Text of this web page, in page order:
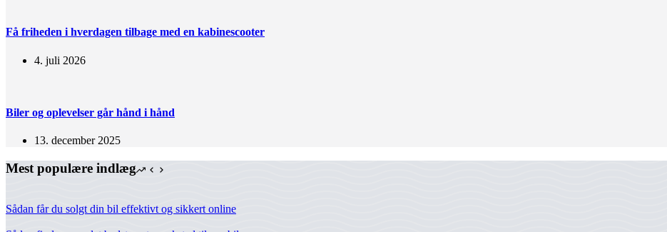
Få friheden i hverdagen tilbage med en kabinescooter
4. juli 2026
Biler og oplevelser går hånd i hånd
13. december 2025
Mest populære indlæg
Sådan får du solgt din bil effektivt og sikkert online